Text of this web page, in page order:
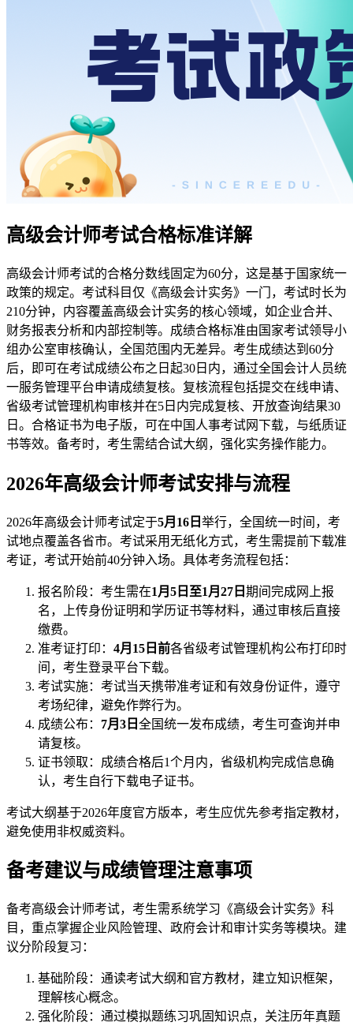
高级会计师考试合格标准详解
高级会计师考试的合格分数线固定为60分，这是基于国家统一
政策的规定。考试科目仅《高级会计实务》一门，考试时长为
210分钟，内容覆盖高级会计实务的核心领域，如企业合并、
财务报表分析和内部控制等。成绩合格标准由国家考试领导小
组办公室审核确认，全国范围内无差异。考生成绩达到60分
后，即可在考试成绩公布之日起30日内，通过全国会计人员统
一服务管理平台申请成绩复核。复核流程包括提交在线申请、
省级考试管理机构审核并在5日内完成复核、开放查询结果30
日。合格证书为电子版，可在中国人事考试网下载，与纸质证
书等效。备考时，考生需结合试大纲，强化实务操作能力。
2026年高级会计师考试安排与流程
2026年高级会计师考试定于5月16日 举行，全国统一时间，考
试地点覆盖各省市。考试采用无纸化方式，考生需提前下载准
考证，考试开始前40分钟入场。具体考务流程包括：
报名阶段：考生需在1月5日至1月27日 期间完成网上报
名，上传身份证明和学历证书等材料，通过审核后直接
缴费。
准考证打印： 4月15日前各省级考试管理机构公布打印时
间，考生登录平台下载。
考试实施：考试当天携带准考证和有效身份证件，遵守
考场纪律，避免作弊行为。
成绩公布： 7月3日 全国统一发布成绩，考生可查询并申
请复核。
证书领取：成绩合格后1个月内，省级机构完成信息确
认，考生自行下载电子证书。
考试大纲基于2026年度官方版本，考生应优先参考指定教材，
避免使用非权威资料。
备考建议与成绩管理注意事项
备考高级会计师考试，考生需系统学习《高级会计实务》科
目，重点掌握企业风险管理、政府会计和审计实务等模块。建
议分阶段复习：
基础阶段：通读考试大纲和官方教材，建立知识框架，
理解核心概念。
强化阶段：通过模拟题练习巩固知识点，关注历年真题